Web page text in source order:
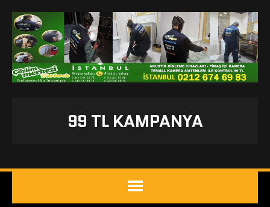
99 TL KAMPANYA